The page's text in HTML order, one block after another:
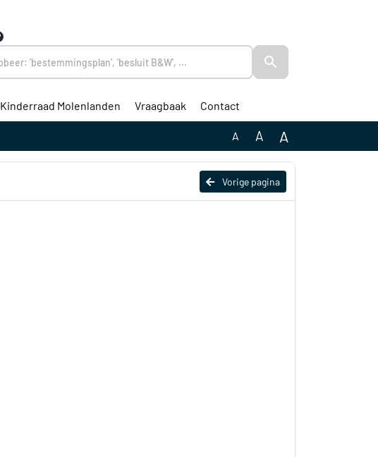
Kinderraad Molenlanden Vraagbaak Contact
A A A
Vorige pagina